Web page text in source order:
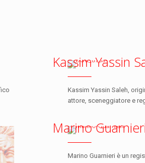
Kassim Yassin
Kassim Yassin Saleh,
attore, sceneggiatore e
Marino Guarnieri
Marino Guarnieri è un